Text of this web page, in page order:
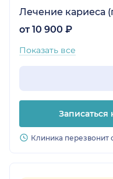
Лечение кариеса
от 10 900 ₽
Показать все
Клиника перезвонит